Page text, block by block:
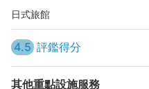
日式旅館
4.5 評鑑得分
其他重點設施服務